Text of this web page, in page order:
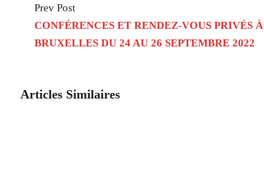
Prev Post
CONFÉRENCES ET RENDEZ-VOUS PRIVÉS À
BRUXELLES DU 24 AU 26 SEPTEMBRE 2022
Articles Similaires